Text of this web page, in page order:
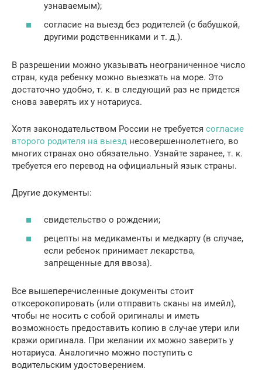
узнаваемым);
согласие на выезд без родителей (с бабушкой,
другими родственниками и т. д.).
В разрешении можно указывать неограниченное число
стран, куда ребенку можно выезжать на море. Это
достаточно удобно, т. к. в следующий раз не придется
снова заверять их у нотариуса.
Хотя законодательством России не требуется согласие
второго родителя на выезд несовершеннолетнего, во
многих странах оно обязательно. Узнайте заранее, т. к.
требуется его перевод на официальный язык страны.
Другие документы:
свидетельство о рождении;
рецепты на медикаменты и медкарту (в случае,
если ребенок принимает лекарства,
запрещенные для ввоза).
Все вышеперечисленные документы стоит
отксерокопировать (или отправить сканы на имейл),
чтобы не носить с собой оригиналы и иметь
возможность предоставить копию в случае утери или
кражи оригинала. При желании их можно заверить у
нотариуса. Аналогично можно поступить с
водительским удостоверением.